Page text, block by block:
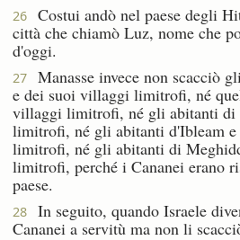
26
Costui andò nel paese degli
città che chiamò Luz, nome che
d'oggi.
27
Manasse invece non scacciò
e dei suoi villaggi limitrofi, né
villaggi limitrofi, né gli abitanti
limitrofi, né gli abitanti d'Ibleam
limitrofi, né gli abitanti di
limitrofi, perché i Cananei erano
paese.
28
In seguito, quando Israele
Cananei a servitù ma non li